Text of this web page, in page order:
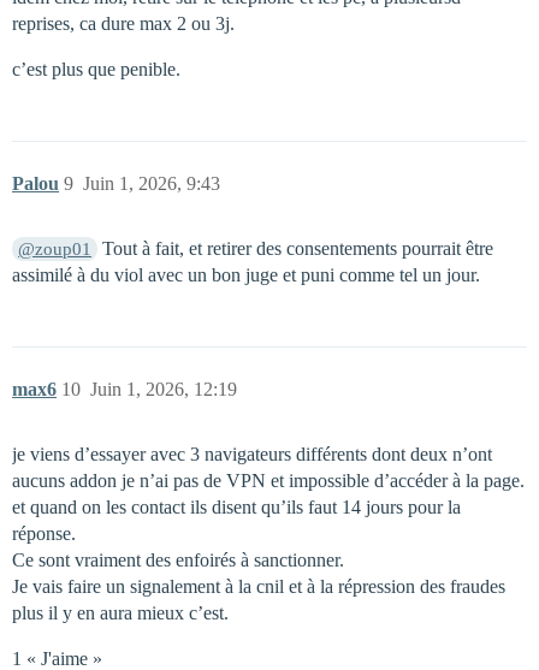
reprises, ca dure max 2 ou 3j.
c’est plus que penible.
Palou Juin 1, 2026, 9:43
9
@zoup01
Tout à fait, et retirer des consentements pourrait être
assimilé à du viol avec un bon juge et puni comme tel un jour.
max6 Juin 1, 2026, 12:19
10
je viens d’essayer avec 3 navigateurs différents dont deux n’ont
aucuns addon je n’ai pas de VPN et impossible d’accéder à la page.
et quand on les contact ils disent qu’ils faut 14 jours pour la
réponse.
Ce sont vraiment des enfoirés à sanctionner.
Je vais faire un signalement à la cnil et à la répression des fraudes
plus il y en aura mieux c’est.
1 « J'aime »